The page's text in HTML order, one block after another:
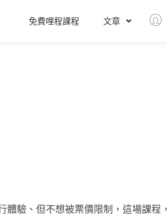
免費哩程課程 文章
體驗、但不想被票價限制，這場課程